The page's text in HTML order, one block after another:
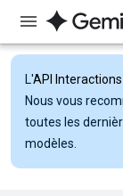
L'API Interactions
Nous vous
toutes les
modèles.